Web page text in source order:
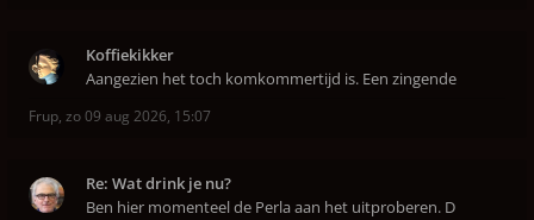
Koffiekikker
Aangezien het toch komkommertijd is. Een zingende
Frup, zo 09 aug 2026, 15:07
Re: Wat drink je nu?
Ben hier momenteel de Perla aan het uitproberen. D